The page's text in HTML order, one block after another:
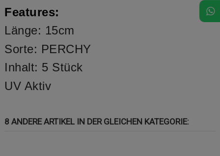
Features:
Länge: 15cm
Sorte: PERCHY
Inhalt: 5 Stück
UV Aktiv
8 ANDERE ARTIKEL IN DER GLEICHEN KATEGORIE: